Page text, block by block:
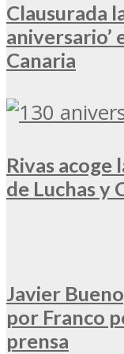
Clausurada
aniversario’
Canaria
Rivas acoge
de Luchas y
Javier
por Franco
prensa